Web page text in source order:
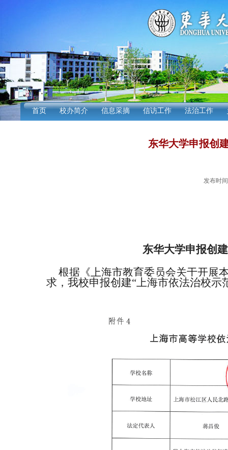
首页 校办简介 信息采摘 信访工作 法治工作
东华大学申报创
发布时
东华大学申报创
根据《上海市教育委员会关于开展
求，我校申报创建“上海市依法治校示